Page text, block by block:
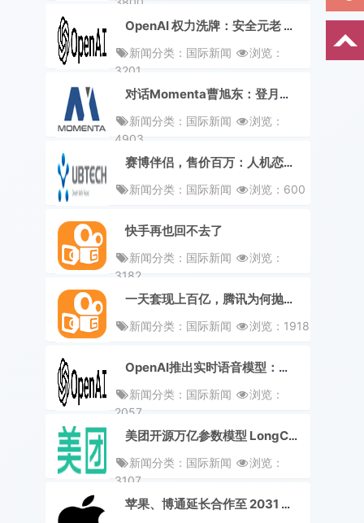
OpenAI 权力洗牌：安全元老 Joshua Achiam 离职，白宫政策操盘手加入
新闻分类：国际新闻
浏览：
3201
对话Momenta曹旭东：登月自动驾驶，要先做出量产的「火箭」
新闻分类：国际新闻
浏览：
4903
赛博伴侣，售价百万：人机恋走到哪一步了？
新闻分类：国际新闻
浏览：600
快手再也回不去了
新闻分类：国际新闻
浏览：
3182
一天套现上百亿，腾讯为何抛弃快手？
新闻分类：国际新闻
浏览：1918
OpenAI推出实时语音模型：可同声传译，接近真人交流
新闻分类：国际新闻
浏览：
2057
美团开源万亿参数模型 LongCat-2.0，SWE-bench 跑分超越 GPT-5.5
新闻分类：国际新闻
浏览：
3107
苹果、博通延长合作至 2031 年，将共同开发 AI 定制芯片